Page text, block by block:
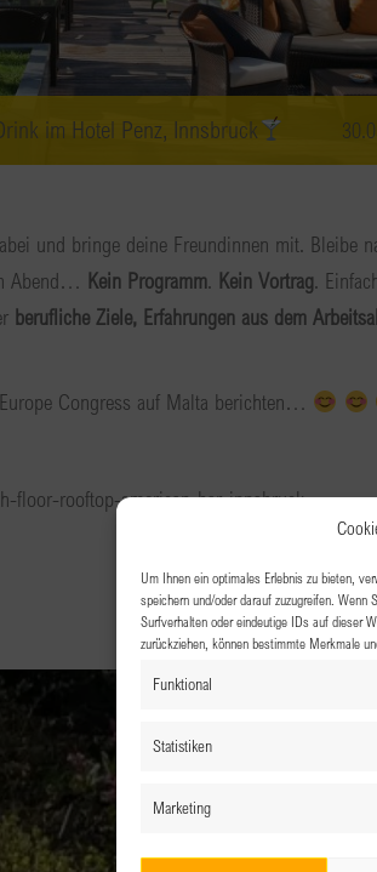
Um Ihnen ein optimales Erlebnis zu bieten,
speichern und/oder darauf zuzugreifen.
Surfverhalten oder eindeutige IDs auf dieser
zurückziehen, können bestimmte Merkmale
Funktional
Statistiken
Marketing
im Hotel Penz, Innsbruck
und bringe deine Freundinnen mit. Bleibe
Abend… Kein Programm. Kein Vortrag.
berufliche Ziele, Erfahrungen aus dem
Congress auf Malta berichten…
floor-rooftop-american-bar-innsbruck